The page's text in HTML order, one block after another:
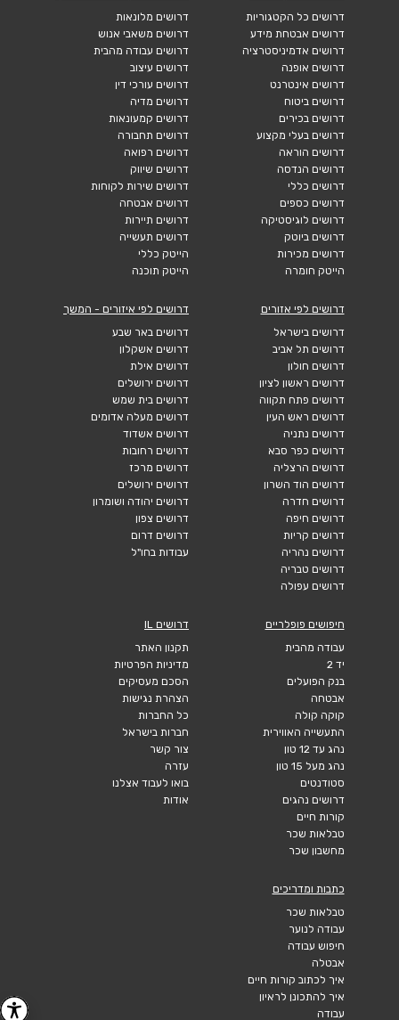
דרושים כל הקטגוריות
דרושים אבטחת מידע
דרושים אדמיניסטרציה
דרושים אופנה
דרושים אינטרנט
דרושים ביטוח
דרושים בכירים
דרושים בעלי מקצוע
דרושים הוראה
דרושים הנדסה
דרושים כללי
דרושים כספים
דרושים לוגיסטיקה
דרושים ביוטק
דרושים מכירות
הייטק חומרה
דרושים מלונאות
דרושים משאבי אנוש
דרושים עבודה מהבית
דרושים עיצוב
דרושים עורכי דין
דרושים מדיה
דרושים קמעונאות
דרושים תחבורה
דרושים רפואה
דרושים שיווק
דרושים שירות לקוחות
דרושים אבטחה
דרושים תיירות
דרושים תעשייה
הייטק כללי
הייטק תוכנה
דרושים לפי אזורים
דרושים בישראל
דרושים תל אביב
דרושים חולון
דרושים ראשון לציון
דרושים פתח תקווה
דרושים ראש העין
דרושים נתניה
דרושים כפר סבא
דרושים הרצליה
דרושים הוד השרון
דרושים חדרה
דרושים חיפה
דרושים קריות
דרושים נהריה
דרושים טבריה
דרושים עפולה
דרושים לפי איזורים - המשך
דרושים באר שבע
דרושים אשקלון
דרושים אילת
דרושים ירושלים
דרושים בית שמש
דרושים מעלה אדומים
דרושים אשדוד
דרושים רחובות
דרושים מרכז
דרושים ירושלים
דרושים יהודה ושומרון
דרושים צפון
דרושים דרום
עבודות בחו"ל
חיפושים פופלריים
עבודה מהבית
יד 2
בנק הפועלים
אבטחה
קוקה קולה
התעשייה האווירית
נהג עד 12 טון
נהג מעל 15 טון
סטודנטים
דרושים נהגים
קורות חיים
טבלאות שכר
מחשבון שכר
דרושים IL
תקנון האתר
מדיניות הפרטיות
הסכם מעסיקים
הצהרת נגישות
כל החברות
חברות בישראל
צור קשר
עזרה
בואו לעבוד אצלנו
אודות
כתבות ומדריכים
טבלאות שכר
עבודה לנוער
חיפוש עבודה
אבטלה
איך לכתוב קורות חיים
איך להתכונן לראיון
עבודה